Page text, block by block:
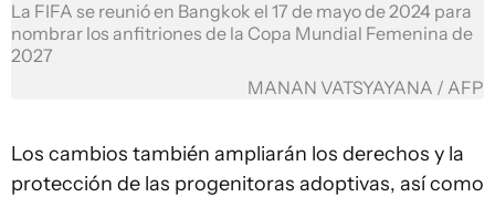
La FIFA se reunió en Bangkok el 17 de mayo de 2024 para
nombrar los anfitriones de la Copa Mundial Femenina de
2027
MANAN VATSYAYANA / AFP
Los cambios también ampliarán los derechos y la
protección de las progenitoras adoptivas, así como